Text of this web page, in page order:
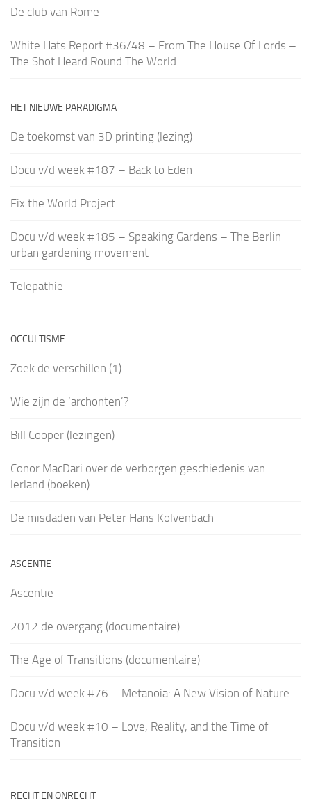
De club van Rome
White Hats Report #36/48 – From The House Of Lords –
The Shot Heard Round The World
HET NIEUWE PARADIGMA
De toekomst van 3D printing (lezing)
Docu v/d week #187 – Back to Eden
Fix the World Project
Docu v/d week #185 – Speaking Gardens – The Berlin
urban gardening movement
Telepathie
OCCULTISME
Zoek de verschillen (1)
Wie zijn de ‘archonten’?
Bill Cooper (lezingen)
Conor MacDari over de verborgen geschiedenis van
Ierland (boeken)
De misdaden van Peter Hans Kolvenbach
ASCENTIE
Ascentie
2012 de overgang (documentaire)
The Age of Transitions (documentaire)
Docu v/d week #76 – Metanoia: A New Vision of Nature
Docu v/d week #10 – Love, Reality, and the Time of
Transition
RECHT EN ONRECHT